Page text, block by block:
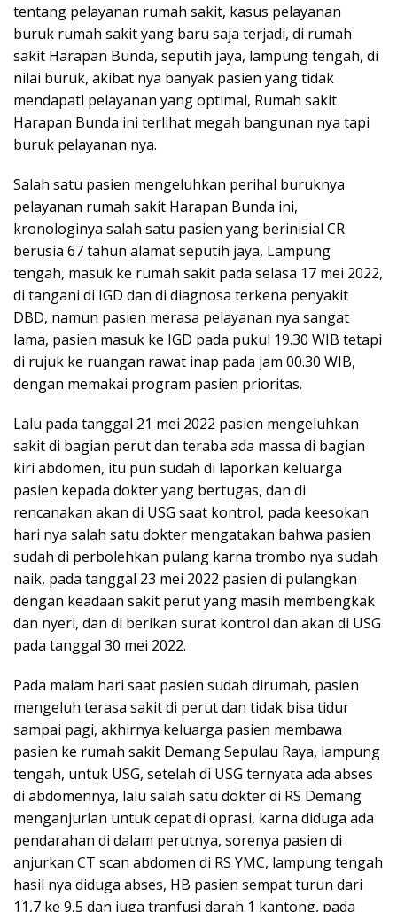
tentang pelayanan rumah sakit, kasus pelayanan
buruk rumah sakit yang baru saja terjadi, di rumah
sakit Harapan Bunda, seputih jaya, lampung tengah, di
nilai buruk, akibat nya banyak pasien yang tidak
mendapati pelayanan yang optimal, Rumah sakit
Harapan Bunda ini terlihat megah bangunan nya tapi
buruk pelayanan nya.
Salah satu pasien mengeluhkan perihal buruknya
pelayanan rumah sakit Harapan Bunda ini,
kronologinya salah satu pasien yang berinisial CR
berusia 67 tahun alamat seputih jaya, Lampung
tengah, masuk ke rumah sakit pada selasa 17 mei 2022,
di tangani di IGD dan di diagnosa terkena penyakit
DBD, namun pasien merasa pelayanan nya sangat
lama, pasien masuk ke IGD pada pukul 19.30 WIB tetapi
di rujuk ke ruangan rawat inap pada jam 00.30 WIB,
dengan memakai program pasien prioritas.
Lalu pada tanggal 21 mei 2022 pasien mengeluhkan
sakit di bagian perut dan teraba ada massa di bagian
kiri abdomen, itu pun sudah di laporkan keluarga
pasien kepada dokter yang bertugas, dan di
rencanakan akan di USG saat kontrol, pada keesokan
hari nya salah satu dokter mengatakan bahwa pasien
sudah di perbolehkan pulang karna trombo nya sudah
naik, pada tanggal 23 mei 2022 pasien di pulangkan
dengan keadaan sakit perut yang masih membengkak
dan nyeri, dan di berikan surat kontrol dan akan di USG
pada tanggal 30 mei 2022.
Pada malam hari saat pasien sudah dirumah, pasien
mengeluh terasa sakit di perut dan tidak bisa tidur
sampai pagi, akhirnya keluarga pasien membawa
pasien ke rumah sakit Demang Sepulau Raya, lampung
tengah, untuk USG, setelah di USG ternyata ada abses
di abdomennya, lalu salah satu dokter di RS Demang
menganjurlan untuk cepat di oprasi, karna diduga ada
pendarahan di dalam perutnya, sorenya pasien di
anjurkan CT scan abdomen di RS YMC, lampung tengah
hasil nya diduga abses, HB pasien sempat turun dari
11,7 ke 9,5 dan juga tranfusi darah 1 kantong, pada